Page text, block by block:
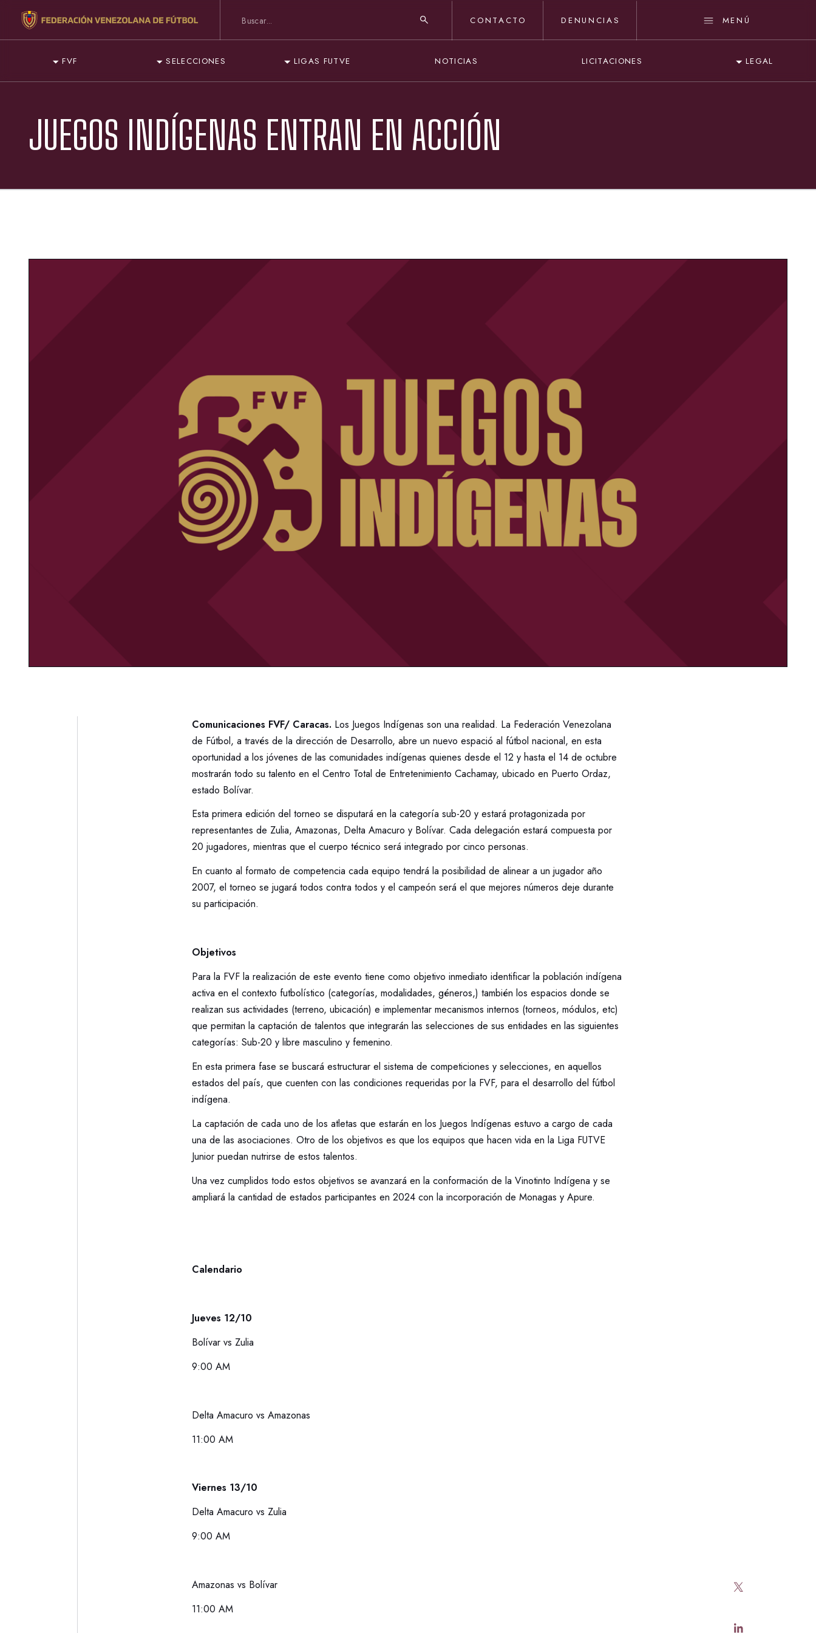
CONTACTO DENUNCIAS MENÚ
FVF SELECCIONES LIGAS FUTVE NOTICIAS LICITACIONES LEGAL
JUEGOS INDÍGENAS ENTRAN EN ACCIÓN
Comunicaciones FVF/ Caracas. Los Juegos Indígenas son una realidad. La Federación Venezolana
de Fútbol, a través de la dirección de Desarrollo, abre un nuevo espació al fútbol nacional, en esta
oportunidad a los jóvenes de las comunidades indígenas quienes desde el 12 y hasta el 14 de octubre
mostrarán todo su talento en el Centro Total de Entretenimiento Cachamay, ubicado en Puerto Ordaz,
estado Bolívar.
Esta primera edición del torneo se disputará en la categoría sub-20 y estará protagonizada por
representantes de Zulia, Amazonas, Delta Amacuro y Bolívar. Cada delegación estará compuesta por
20 jugadores, mientras que el cuerpo técnico será integrado por cinco personas.
En cuanto al formato de competencia cada equipo tendrá la posibilidad de alinear a un jugador año
2007, el torneo se jugará todos contra todos y el campeón será el que mejores números deje durante
su participación.
Objetivos
Para la FVF la realización de este evento tiene como objetivo inmediato identificar la población indígena
activa en el contexto futbolístico (categorías, modalidades, géneros,) también los espacios donde se
realizan sus actividades (terreno, ubicación) e implementar mecanismos internos (torneos, módulos, etc)
que permitan la captación de talentos que integrarán las selecciones de sus entidades en las siguientes
categorías: Sub-20 y libre masculino y femenino.
En esta primera fase se buscará estructurar el sistema de competiciones y selecciones, en aquellos
estados del país, que cuenten con las condiciones requeridas por la FVF, para el desarrollo del fútbol
indígena.
La captación de cada uno de los atletas que estarán en los Juegos Indígenas estuvo a cargo de cada
una de las asociaciones. Otro de los objetivos es que los equipos que hacen vida en la Liga FUTVE
Junior puedan nutrirse de estos talentos.
Una vez cumplidos todo estos objetivos se avanzará en la conformación de la Vinotinto Indígena y se
ampliará la cantidad de estados participantes en 2024 con la incorporación de Monagas y Apure.
Calendario
Jueves 12/10
Bolívar vs Zulia
9:00 AM
Delta Amacuro vs Amazonas
11:00 AM
Viernes 13/10
Delta Amacuro vs Zulia
9:00 AM
Amazonas vs Bolívar
11:00 AM